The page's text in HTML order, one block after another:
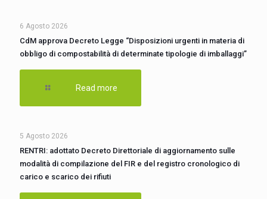
6 Agosto 2026
CdM approva Decreto Legge “Disposizioni urgenti in materia di
obbligo di compostabilità di determinate tipologie di imballaggi”
Read more
5 Agosto 2026
RENTRI: adottato Decreto Direttoriale di aggiornamento sulle
modalità di compilazione del FIR e del registro cronologico di
carico e scarico dei rifiuti